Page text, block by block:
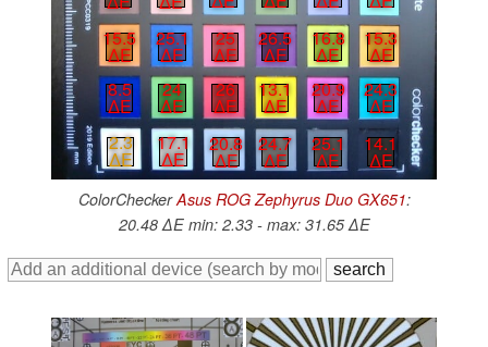
15.5
∆E
25.1
∆E
25
∆E
26.5
∆E
16.8
∆E
15.3
∆E
8.5
∆E
24
∆E
26
∆E
13.1
∆E
20.9
∆E
24.3
∆E
2.3
∆E
17.1
∆E
20.8
∆E
24.7
∆E
25.1
∆E
14.1
∆E
ColorCheckerAsus ROG Zephyrus Duo GX651:
20.48 ∆E min: 2.33 - max: 31.65 ∆E